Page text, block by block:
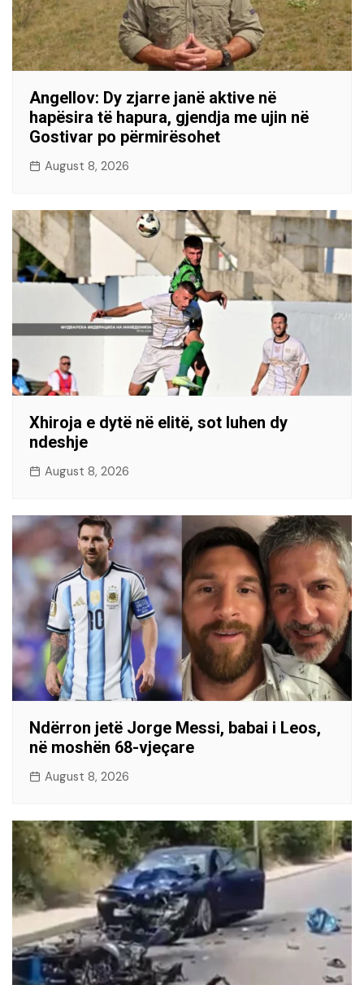
Angellov: Dy zjarre janë aktive në
hapësira të hapura, gjendja me ujin në
Gostivar po përmirësohet
August 8, 2026
Xhiroja e dytë në elitë, sot luhen dy
ndeshje
August 8, 2026
Ndërron jetë Jorge Messi, babai i Leos,
në moshën 68-vjeçare
August 8, 2026